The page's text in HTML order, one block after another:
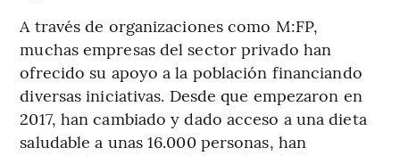
A través de organizaciones como M:FP,
muchas empresas del sector privado han
ofrecido su apoyo a la población financiando
diversas iniciativas. Desde que empezaron en
2017, han cambiado y dado acceso a una dieta
saludable a unas 16.000 personas, han